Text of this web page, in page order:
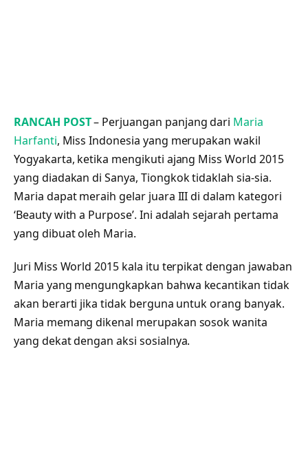
RANCAH POST– Perjuangan panjang dari Maria
Harfanti, Miss Indonesia yang merupakan wakil
Yogyakarta, ketika mengikuti ajang Miss World 2015
yang diadakan di Sanya, Tiongkok tidaklah sia-sia.
Maria dapat meraih gelar juara III di dalam kategori
‘Beauty with a Purpose’. Ini adalah sejarah pertama
yang dibuat oleh Maria.
Juri Miss World 2015 kala itu terpikat dengan jawaban
Maria yang mengungkapkan bahwa kecantikan tidak
akan berarti jika tidak berguna untuk orang banyak.
Maria memang dikenal merupakan sosok wanita
yang dekat dengan aksi sosialnya.